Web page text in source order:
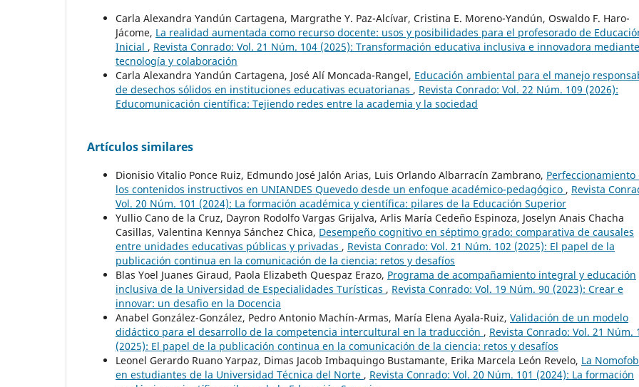
Carla Alexandra Yandún Cartagena, Margrathe Y. Paz-Alcívar, Cristina E. Moreno-Yandún, Oswaldo F. Haro-
Jácome, La realidad aumentada como recurso docente: usos y posibilidades para el profesorado de
Inicial , Revista Conrado: Vol. 21 Núm. 104 (2025): Transformación educativa inclusiva e innovadora mediante
tecnología y colaboración
Carla Alexandra Yandún Cartagena, José Alí Moncada-Rangel, Educación ambiental para el manejo
de desechos sólidos en instituciones educativas ecuatorianas , Revista Conrado: Vol. 22 Núm. 109 (2026):
Educomunicación científica: Tejiendo redes entre la academia y la sociedad
Artículos similares
Dionisio Vitalio Ponce Ruiz, Edmundo José Jalón Arias, Luis Orlando Albarracín Zambrano, Perfeccionamiento
los contenidos instructivos en UNIANDES Quevedo desde un enfoque académico-pedagógico , Revista
Vol. 20 Núm. 101 (2024): La formación académica y científica: pilares de la Educación Superior
Yullio Cano de la Cruz, Dayron Rodolfo Vargas Grijalva, Arlis María Cedeño Espinoza, Joselyn Anais Chacha
Casillas, Valentina Kennya Sánchez Chica, Desempeño cognitivo en séptimo grado: comparativa de causales
entre unidades educativas públicas y privadas , Revista Conrado: Vol. 21 Núm. 102 (2025): El papel de la
publicación continua en la comunicación de la ciencia: retos y desafíos
Blas Yoel Juanes Giraud, Paola Elizabeth Quespaz Erazo, Programa de acompañamiento integral y educación
inclusiva de la Universidad de Especialidades Turísticas , Revista Conrado: Vol. 19 Núm. 90 (2023): Crear e
innovar: un desafio en la Docencia
Anabel González-González, Pedro Antonio Machín-Armas, María Elena Ayala-Ruiz, Validación de un modelo
didáctico para el desarrollo de la competencia intercultural en la traducción , Revista Conrado: Vol. 21 Núm.
(2025): El papel de la publicación continua en la comunicación de la ciencia: retos y desafíos
Leonel Gerardo Ruano Yarpaz, Dimas Jacob Imbaquingo Bustamante, Erika Marcela León Revelo, La
en estudiantes de la Universidad Técnica del Norte , Revista Conrado: Vol. 20 Núm. 101 (2024): La formación